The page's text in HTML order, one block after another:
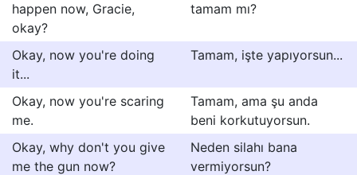
happen now, Gracie,
okay?
tamam mı?
Okay, now you're doing
it...
Tamam, işte yapıyorsun...
Okay, now you're scaring
me.
Tamam, ama şu anda
beni korkutuyorsun.
Okay, why don't you give
me the gun now?
Neden silahı bana
vermiyorsun?